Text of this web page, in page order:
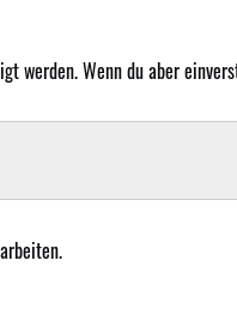
werden. Wenn du aber